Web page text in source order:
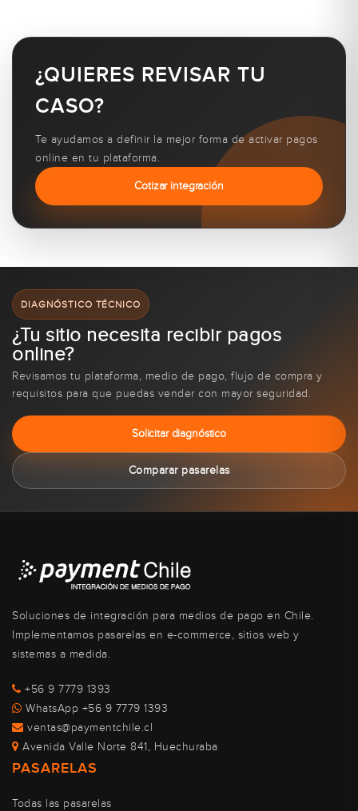
¿QUIERES REVISAR TU
CASO?
Te ayudamos a definir la mejor forma de activar pagos
online en tu plataforma.
Cotizar integración
DIAGNÓSTICO TÉCNICO
¿Tu sitio necesita recibir pagos
online?
Revisamos tu plataforma, medio de pago, flujo de compra y
requisitos para que puedas vender con mayor seguridad.
Solicitar diagnóstico
Comparar pasarelas
Soluciones de integración para medios de pago en Chile.
Implementamos pasarelas en e-commerce, sitios web y
sistemas a medida.
+56 9 7779 1393
WhatsApp +56 9 7779 1393
ventas@paymentchile.cl
Avenida Valle Norte 841, Huechuraba
PASARELAS
Todas las pasarelas